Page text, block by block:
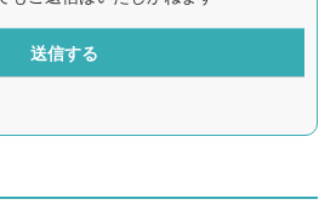
送信する